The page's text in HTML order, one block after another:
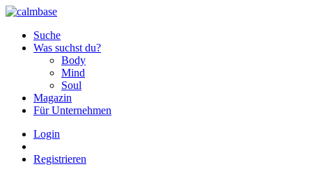
Suche
Was suchst du?
Body
Mind
Soul
Magazin
Für Unternehmen
Login
Registrieren